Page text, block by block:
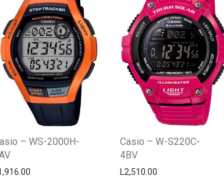
– WS-2000H-
Casio – W-S220C-
4BV
L2,510.00